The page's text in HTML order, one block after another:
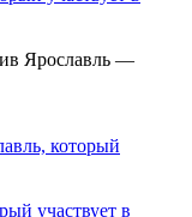
Ярославль —